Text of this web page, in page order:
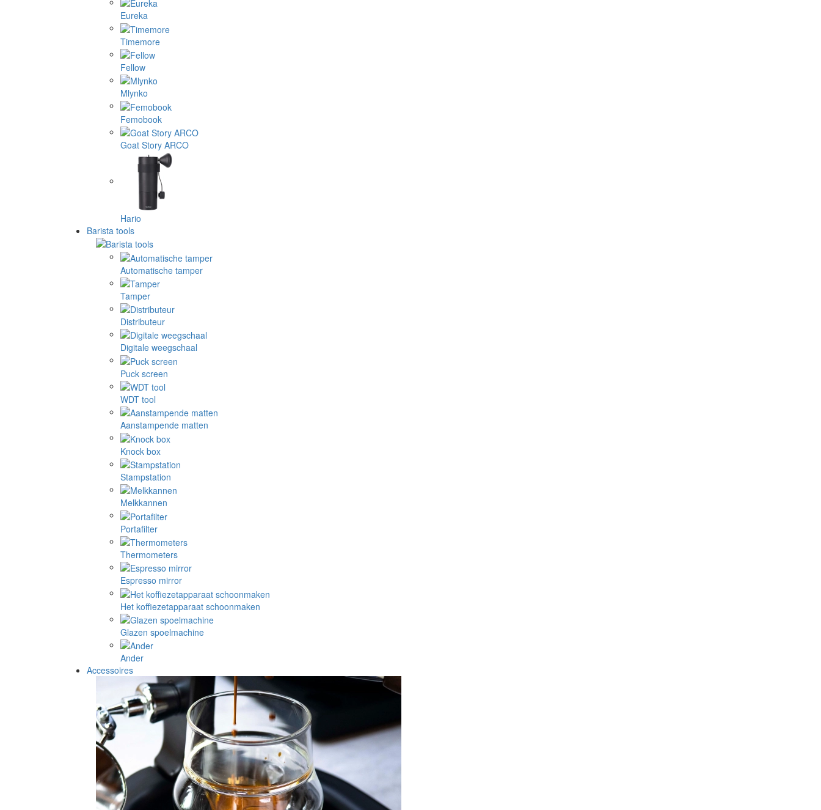
Eureka
Timemore
Fellow
Mlynko
Femobook
Goat Story ARCO
Hario
Barista tools
Automatische tamper
Tamper
Distributeur
Digitale weegschaal
Puck screen
WDT tool
Aanstampende matten
Knock box
Stampstation
Melkkannen
Portafilter
Thermometers
Espresso mirror
Het koffiezetapparaat schoonmaken
Glazen spoelmachine
Ander
Accessoires